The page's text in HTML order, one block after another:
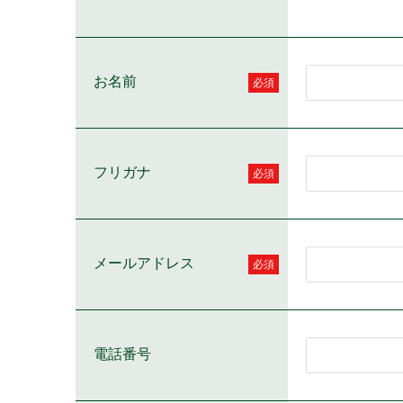
お名前 必須
フリガナ 必須
メールアドレス 必須
電話番号